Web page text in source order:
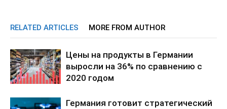
RELATED ARTICLES MORE FROM AUTHOR
Цены на продукты в Германии
выросли на 36% по сравнению с
2020 годом
Германия готовит стратегический